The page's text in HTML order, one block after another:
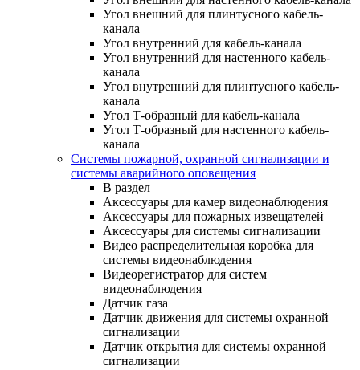
Угол внешний для плинтусного кабель-
канала
Угол внутренний для кабель-канала
Угол внутренний для настенного кабель-
канала
Угол внутренний для плинтусного кабель-
канала
Угол Т-образный для кабель-канала
Угол Т-образный для настенного кабель-
канала
Системы пожарной, охранной сигнализации и
системы аварийного оповещения
В раздел
Аксессуары для камер видеонаблюдения
Аксессуары для пожарных извещателей
Аксессуары для системы сигнализации
Видео распределительная коробка для
системы видеонаблюдения
Видеорегистратор для систем
видеонаблюдения
Датчик газа
Датчик движения для системы охранной
сигнализации
Датчик открытия для системы охранной
сигнализации